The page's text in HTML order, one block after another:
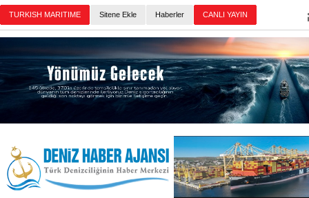
TURKISH MARITIME Sitene Ekle Haberler CANLI YAYIN
Gemi